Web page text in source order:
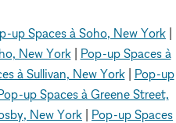
up Spaces à Soho, New York
New York| Pop-up Spaces à
à Sullivan, New York| Pop-up
up Spaces à Greene Street,
New York
Pop-up Spaces